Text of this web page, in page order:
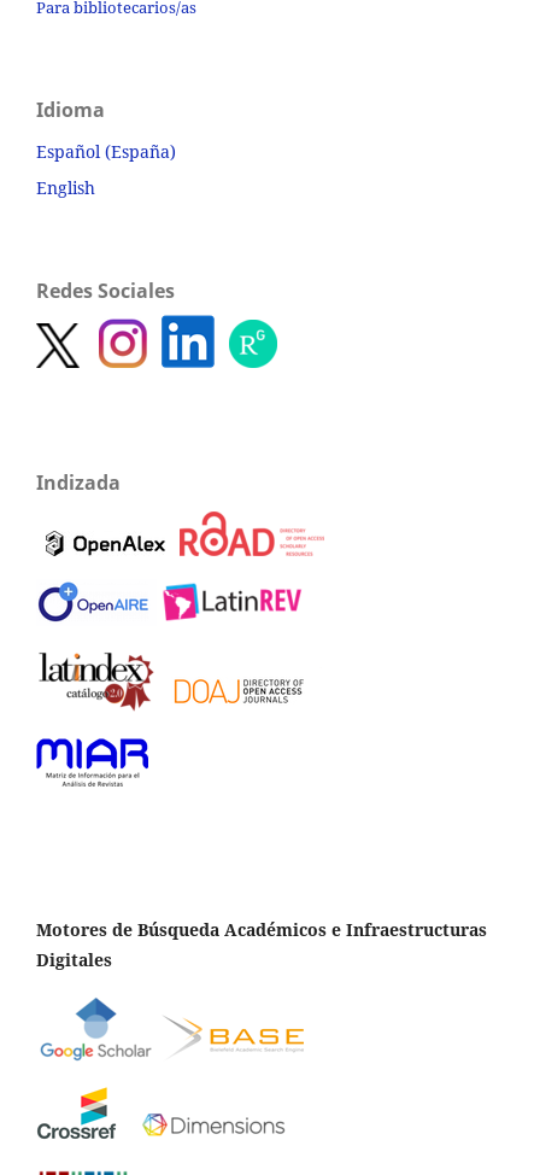
Para bibliotecarios/as
Idioma
Español (España)
English
Redes Sociales
Indizada
Motores de Búsqueda Académicos e Infraestructuras
Digitales